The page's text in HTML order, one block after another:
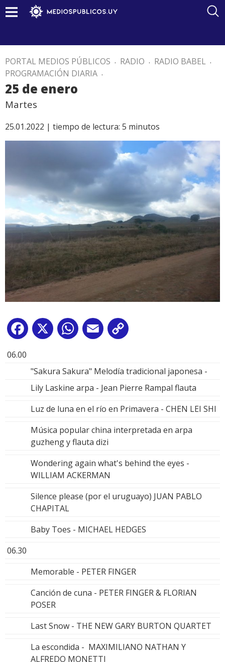
PORTAL MEDIOS PÚBLICOS . RADIO . RADIO BABEL .
PROGRAMACIÓN DIARIA .
25 de enero
Martes
25.01.2022 | tiempo de lectura: 5 minutos
Facebook
X WhatsApp
Email
06.00
"Sakura Sakura" Melodía tradicional japonesa -
Lily Laskine arpa - Jean Pierre Rampal flauta
Luz de luna en el río en Primavera - CHEN LEI SHI
Música popular china interpretada en arpa
guzheng y flauta dizi
Wondering again what's behind the eyes -
WILLIAM ACKERMAN
Silence please (por el uruguayo) JUAN PABLO
CHAPITAL
Baby Toes - MICHAEL HEDGES
06.30
Memorable - PETER FINGER
Canción de cuna - PETER FINGER & FLORIAN
POSER
Last Snow - THE NEW GARY BURTON QUARTET
La escondida - MAXIMILIANO NATHAN Y
ALFREDO MONETTI